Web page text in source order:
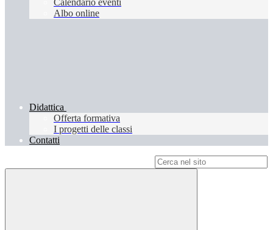
Calendario eventi
Albo online
Didattica
Offerta formativa
I progetti delle classi
Contatti